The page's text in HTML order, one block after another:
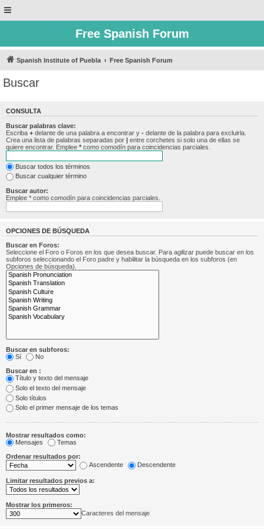
Free Spanish Forum
Spanish Institute of Puebla Free Spanish Forum
Buscar
CONSULTA
Buscar palabras clave:
Escriba + delante de una palabra a encontrar y - delante de la palabra para excluirla.
Crea una lista de palabras separadas por | entre corchetes si solo una de ellas se
quiere encontrar. Emplee * como comodín para coincidencias parciales.
Buscar todos los términos
Buscar cualquier término
Buscar autor:
Emplee * como comodín para coincidencias parciales.
OPCIONES DE BÚSQUEDA
Buscar en Foros:
Seleccione el Foro o Foros en los que desea buscar. Para agilizar puede buscar en los
subforos seleccionando el Foro padre y habilitar la búsqueda en los subforos (en
Opciones de búsqueda).
Buscar en subforos:
Sí
No
Buscar en :
Título y texto del mensaje
Solo el texto del mensaje
Solo títulos
Solo el primer mensaje de los temas
Mostrar resultados como:
Mensajes
Temas
Ordenar resultados por:
Ascendente
Descendente
Limitar resultados previos a:
Mostrar los primeros:
Caracteres del mensaje